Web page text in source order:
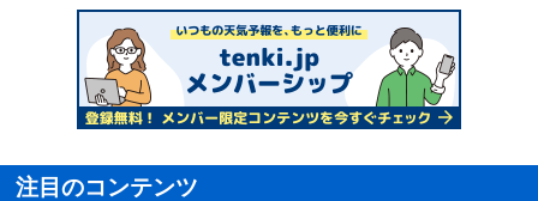
注目のコンテンツ